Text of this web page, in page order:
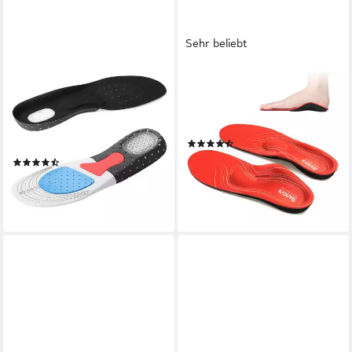
Einlegesohlen Schuh Sport
Gel Einlage Größe 40 bis 45,
gegen Fersensporn
Orthopädische Einlage
(15)
10,99 € UVP 16,99 €
-35%
Sehr beliebt
Einlegesohlen BANGNI
orthopädische Einlegesohlen
Plattfuß, Fersensporn und...
(33)
18,90 €
(18,90 €/ 1 Paar)
lieferbar - in 2-3 Werktagen bei dir